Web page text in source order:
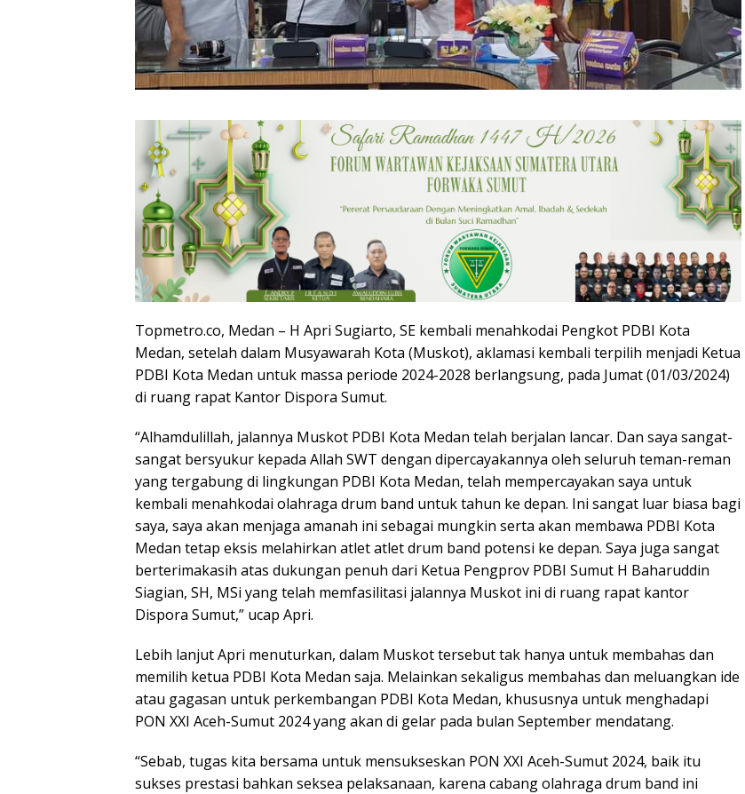
Topmetro.co, Medan – H Apri Sugiarto, SE kembali menahkodai Pengkot PDBI Kota
Medan, setelah dalam Musyawarah Kota (Muskot), aklamasi kembali terpilih menjadi Ketua
PDBI Kota Medan untuk massa periode 2024-2028 berlangsung, pada Jumat (01/03/2024)
di ruang rapat Kantor Dispora Sumut.
“Alhamdulillah, jalannya Muskot PDBI Kota Medan telah berjalan lancar. Dan saya sangat-
sangat bersyukur kepada Allah SWT dengan dipercayakannya oleh seluruh teman-reman
yang tergabung di lingkungan PDBI Kota Medan, telah mempercayakan saya untuk
kembali menahkodai olahraga drum band untuk tahun ke depan. Ini sangat luar biasa bagi
saya, saya akan menjaga amanah ini sebagai mungkin serta akan membawa PDBI Kota
Medan tetap eksis melahirkan atlet atlet drum band potensi ke depan. Saya juga sangat
berterimakasih atas dukungan penuh dari Ketua Pengprov PDBI Sumut H Baharuddin
Siagian, SH, MSi yang telah memfasilitasi jalannya Muskot ini di ruang rapat kantor
Dispora Sumut,” ucap Apri.
Lebih lanjut Apri menuturkan, dalam Muskot tersebut tak hanya untuk membahas dan
memilih ketua PDBI Kota Medan saja. Melainkan sekaligus membahas dan meluangkan ide
atau gagasan untuk perkembangan PDBI Kota Medan, khususnya untuk menghadapi
PON XXI Aceh-Sumut 2024 yang akan di gelar pada bulan September mendatang.
“Sebab, tugas kita bersama untuk mensukseskan PON XXI Aceh-Sumut 2024, baik itu
sukses prestasi bahkan seksea pelaksanaan, karena cabang olahraga drum band ini